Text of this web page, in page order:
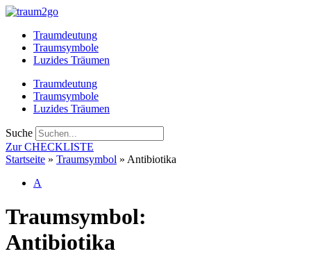
Zum
springenTraumdeutung
Traumsymbole
Luzides Träumen
Traumdeutung
Traumsymbole
Luzides Träumen
Suche
Zur CHECKLISTE
Startseite » Traumsymbol » Antibiotika
A
Traumsymbol:
Antibiotika